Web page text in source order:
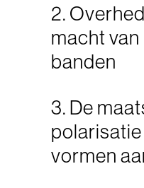
2.
macht
banden
3. De
vormen